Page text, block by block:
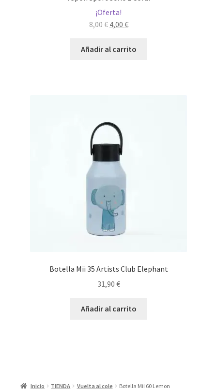
¡Oferta!
8,00€ El
original
4,00 €El
actual
Añadir al carrito
Botella Mii 35 Artists Club Elephant
31,90 €
Añadir al carrito
Inicio TIENDA Vuelta al cole Botella Mii 60 Lemon